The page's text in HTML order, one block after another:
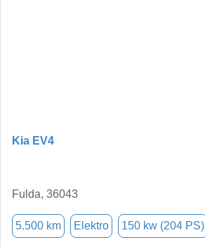
Kia EV4
Fulda, 36043
5.500 km Elektro 150 kw (204 PS)